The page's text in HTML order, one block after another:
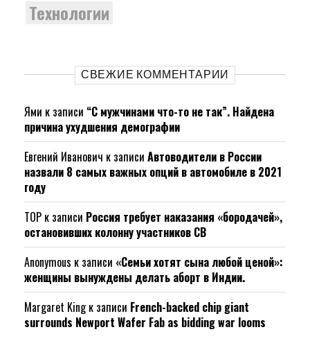
Технологии
СВЕЖИЕ КОММЕНТАРИИ
Ями к записи “С мужчинами что-то не так”. Найдена
причина ухудшения демографии
Евгений Иванович к записи Автоводители в России
назвали 8 самых важных опций в автомобиле в 2021
году
ТОР к записи Россия требует наказания «бородачей»,
остановивших колонну участников СВ
Anonymous к записи «Семьи хотят сына любой ценой»:
женщины вынуждены делать аборт в Индии.
Margaret Kingк записи French-backed chip giant
surrounds Newport Wafer Fab as bidding war looms